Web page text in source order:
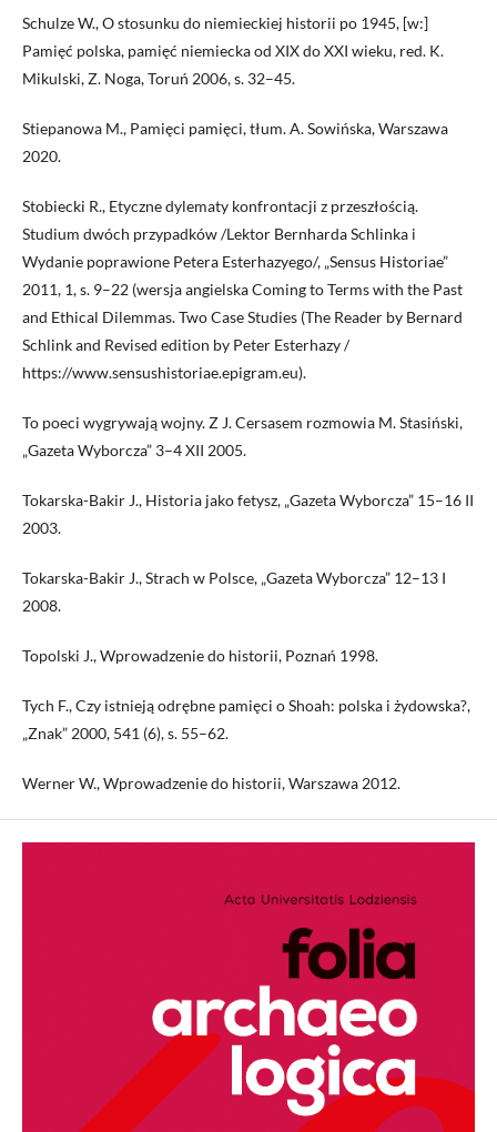
Schulze W., O stosunku do niemieckiej historii po 1945, [w:]
Pamięć polska, pamięć niemiecka od XIX do XXI wieku, red. K.
Mikulski, Z. Noga, Toruń 2006, s. 32–45.
Stiepanowa M., Pamięci pamięci, tłum. A. Sowińska, Warszawa
2020.
Stobiecki R., Etyczne dylematy konfrontacji z przeszłością.
Studium dwóch przypadków /Lektor Bernharda Schlinka i
Wydanie poprawione Petera Esterhazyego/, „Sensus Historiae”
2011, 1, s. 9–22 (wersja angielska Coming to Terms with the Past
and Ethical Dilemmas. Two Case Studies (The Reader by Bernard
Schlink and Revised edition by Peter Esterhazy /
https://www.sensushistoriae.epigram.eu).
To poeci wygrywają wojny. Z J. Cersasem rozmowia M. Stasiński,
„Gazeta Wyborcza” 3–4 XII 2005.
Tokarska-Bakir J., Historia jako fetysz, „Gazeta Wyborcza” 15–16 II
2003.
Tokarska-Bakir J., Strach w Polsce, „Gazeta Wyborcza” 12–13 I
2008.
Topolski J., Wprowadzenie do historii, Poznań 1998.
Tych F., Czy istnieją odrębne pamięci o Shoah: polska i żydowska?,
„Znak” 2000, 541 (6), s. 55–62.
Werner W., Wprowadzenie do historii, Warszawa 2012.